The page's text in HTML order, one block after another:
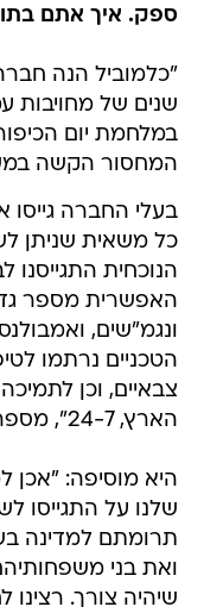
ספק. איך אתם
"כלמוביל הנה
שנים של מחויבות
במלחמת יום
המחסור הקשה
בעלי החברה
כל משאית שניתן
הנוכחית
האפשרית מספר
ונגמ"שים,
הטכניים נרתמו
צבאיים, וכן
הארץ, 24-7", מספרת כוכב ניצן.
שלנו על התגייסו
תרומתם למדינה
ואת בני
שיהיה צורך.